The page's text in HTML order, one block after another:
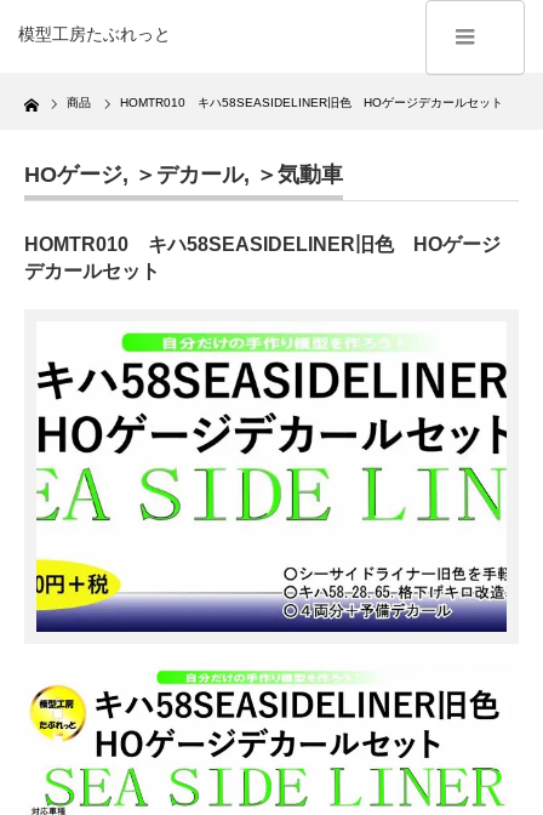
模型工房たぶれっと
Home 商品 HOMTR010 キハ58SEASIDELINER旧色 HOゲージデカールセット
HOゲージ, ＞デカール, ＞気動車
HOMTR010 キハ58SEASIDELINER旧色 HOゲージ
デカールセット